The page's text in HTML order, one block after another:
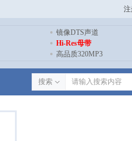
镜像DTS声道
Hi-Res母带
高品质320MP3
搜索